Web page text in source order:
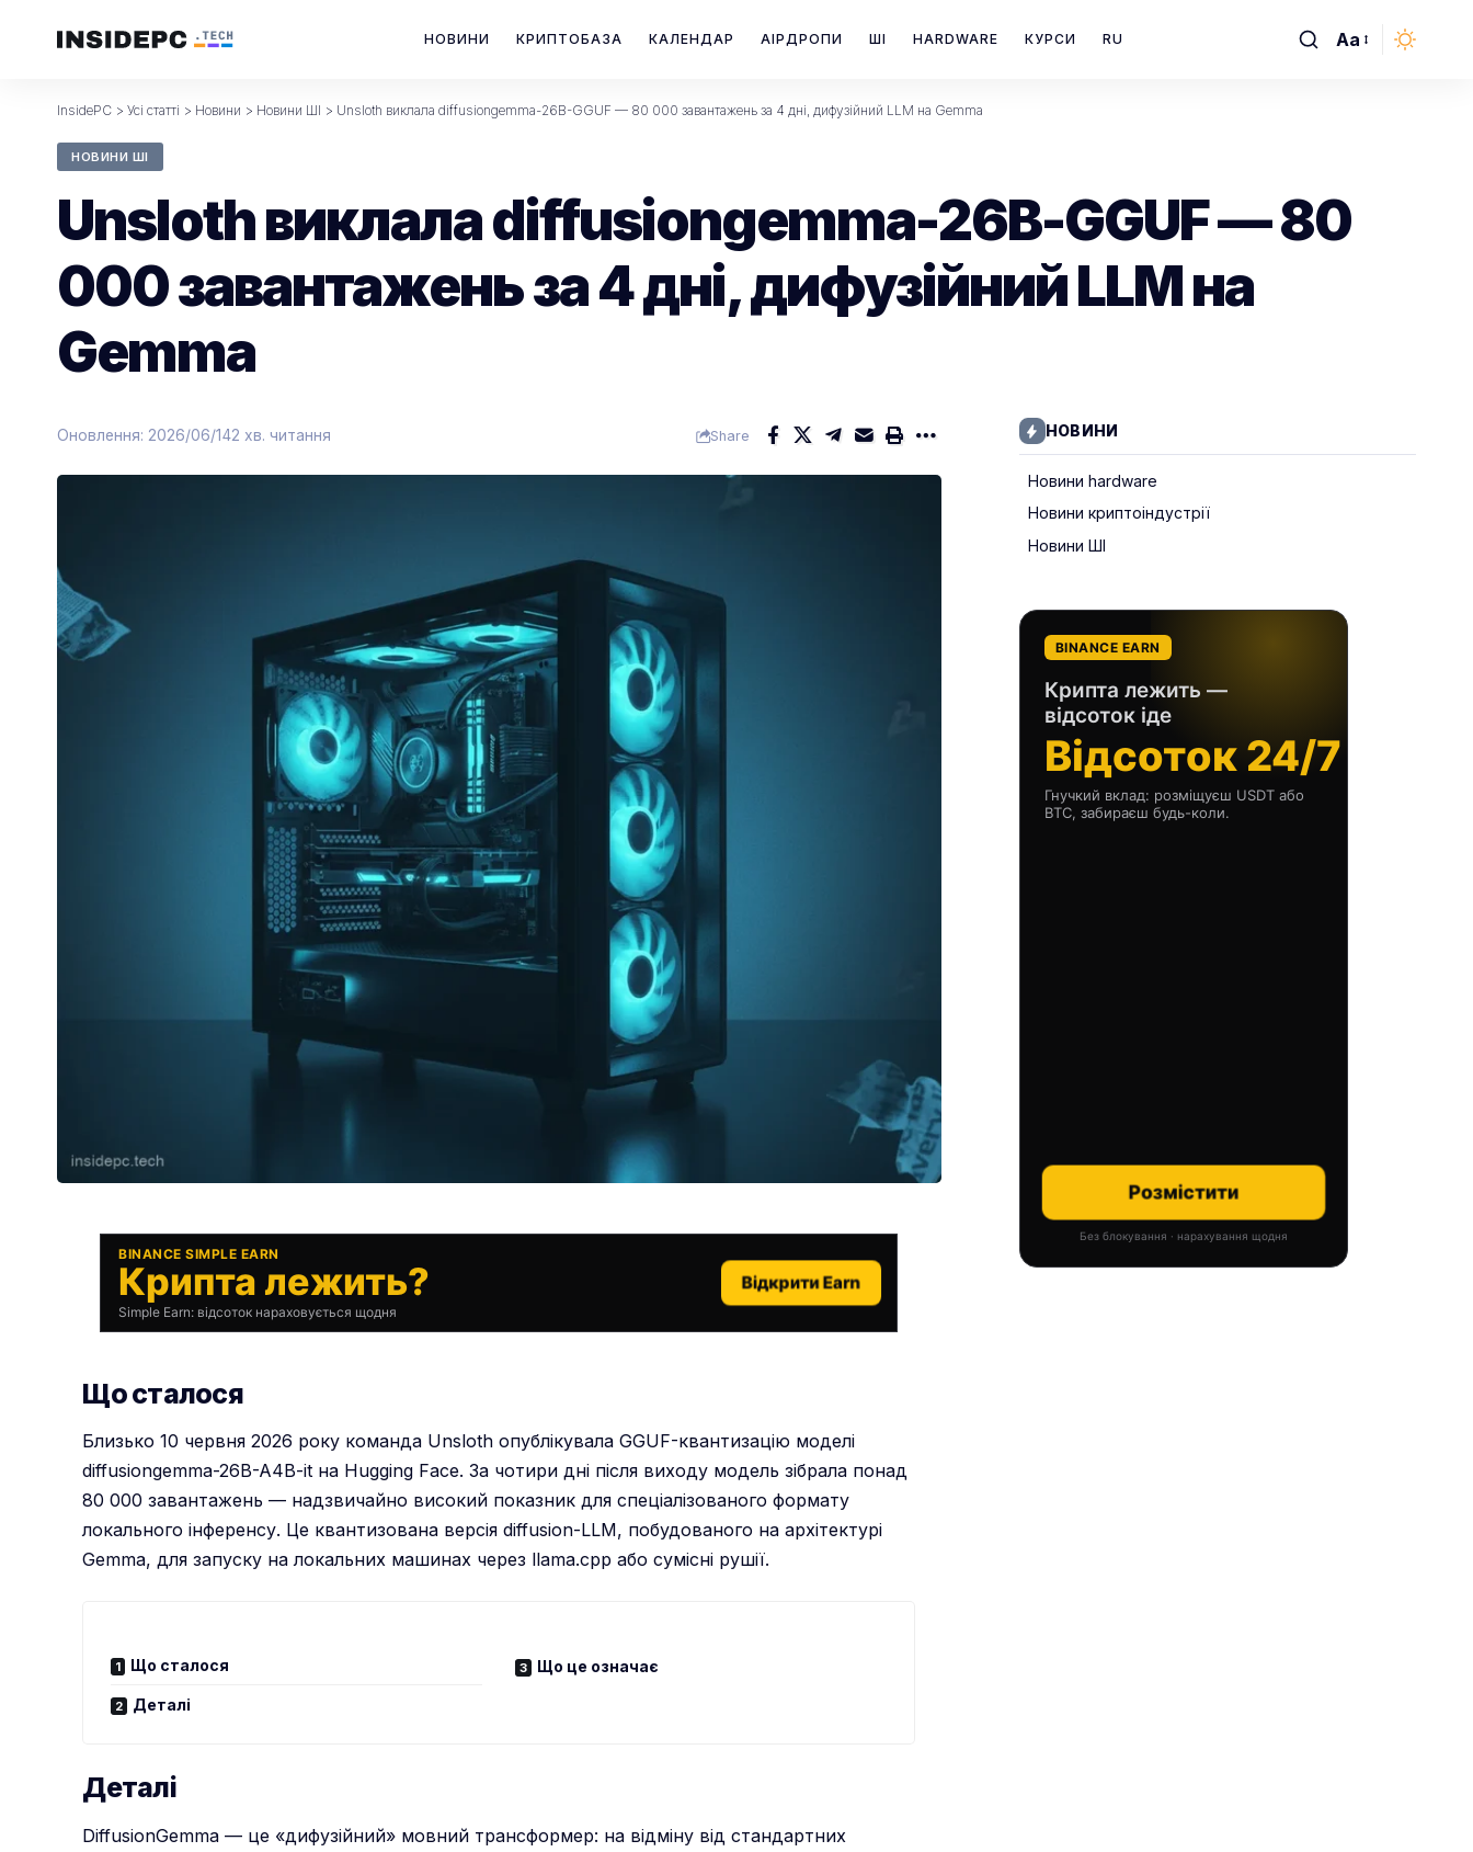
НОВИНИ КРИПТОБАЗА КАЛЕНДАР АІРДРОПИ ШІ HARDWARE КУРСИ RU
Font
Aa
InsidePC > Усі статті > Новини > Новини ШІ > Unsloth виклала diffusiongemma-26B-GGUF — 80 000 завантажень за 4 дні, дифузійний LLM на Gemma
НОВИНИ ШІ
Unsloth виклала diffusiongemma-26B-GGUF — 80
000 завантажень за 4 дні, дифузійний LLM на
Gemma
Оновлення: 2026/06/142 хв. читання Share
BINANCE SIMPLE EARN
Крипта лежить?
Simple Earn: відсоток нараховується щодня
Відкрити Earn
Що сталося
Близько 10 червня 2026 року команда Unsloth опублікувала GGUF-квантизацію моделі
diffusiongemma-26B-A4B-it на Hugging Face. За чотири дні після виходу модель зібрала понад
80 000 завантажень — надзвичайно високий показник для спеціалізованого формату
локального інференсу. Це квантизована версія diffusion-LLM, побудованого на архітектурі
Gemma, для запуску на локальних машинах через llama.cpp або сумісні рушії.
Що сталося
Деталі
Що це означає
Деталі
DiffusionGemma — це «дифузійний» мовний трансформер: на відміну від стандартних
НОВИНИ
Новини hardware
Новини криптоіндустрії
Новини ШІ
BINANCE EARN
Крипта лежить —
відсоток іде
Відсоток 24/7
Гнучкий вклад: розміщуєш USDT або
BTC, забираєш будь-коли.
Розмістити
Без блокування · нарахування щодня